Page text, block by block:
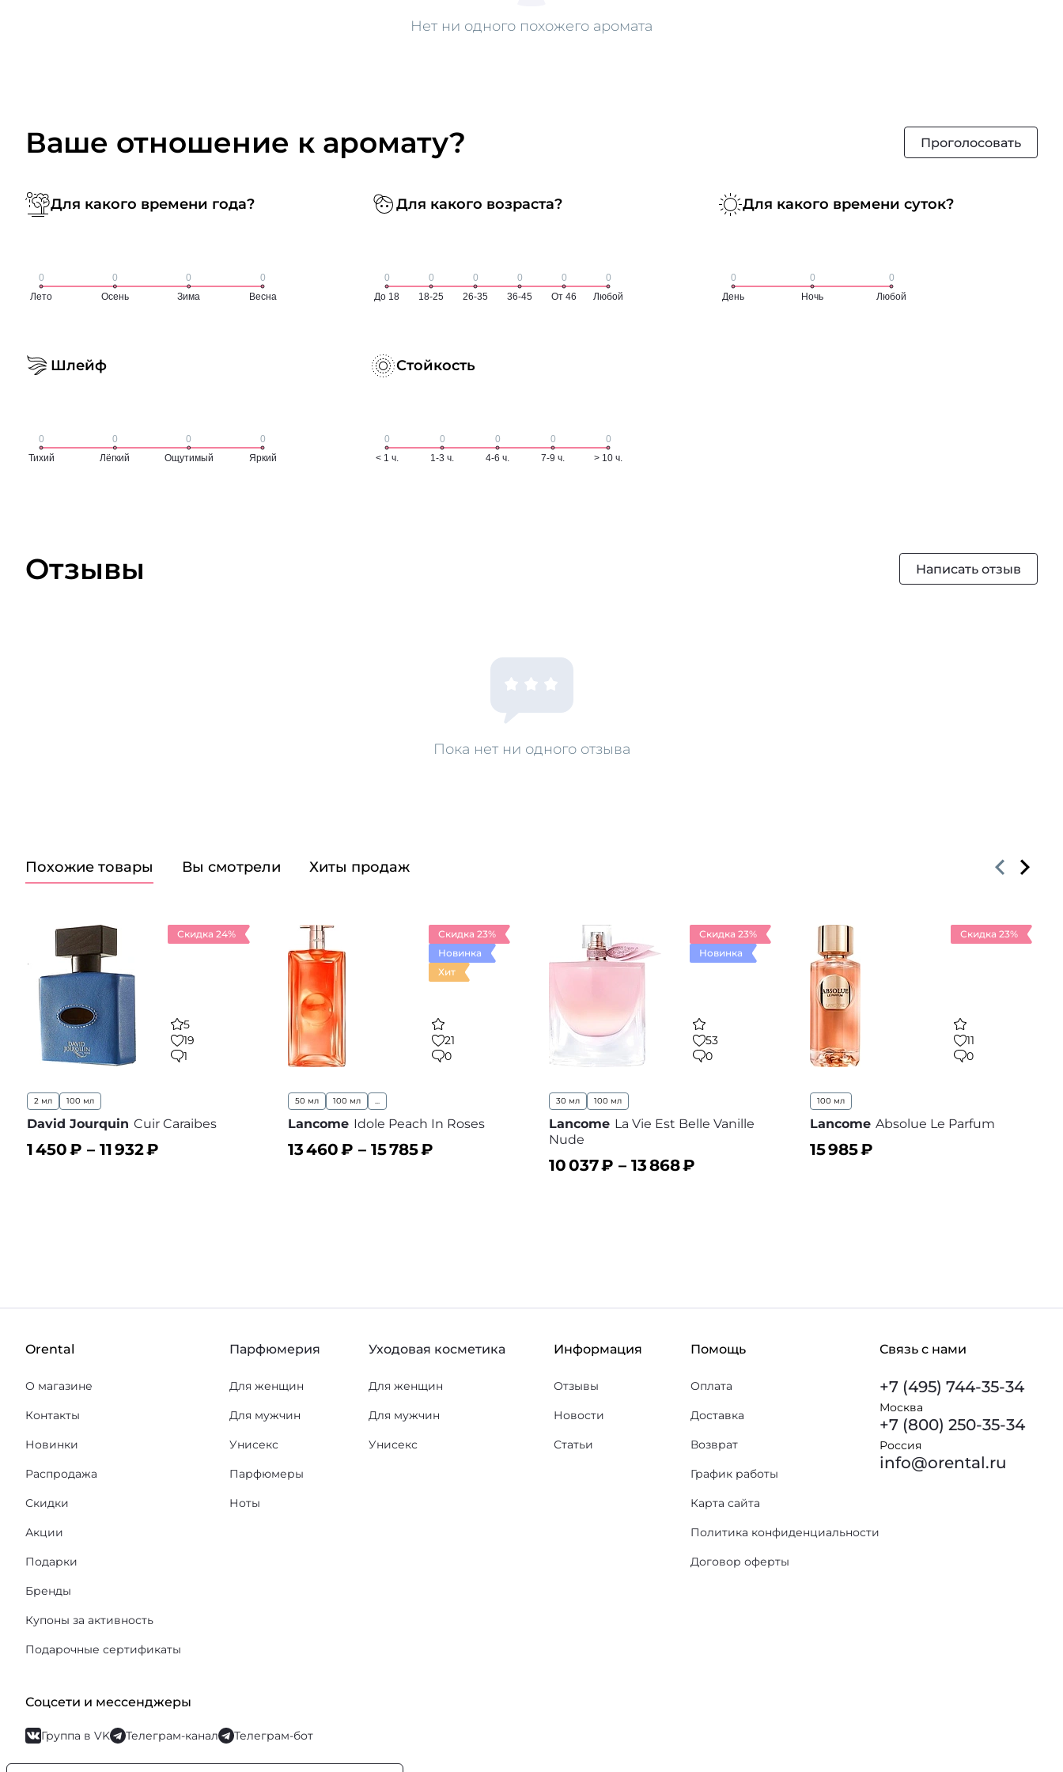
Нет ни одного похожего аромата
Ваше отношение к аромату? Проголосовать
Для какого времени года? Для какого возраста? Для какого времени суток?
Шлейф Стойкость
Отзывы Написать отзыв
Пока нет ни одного отзыва
Похожие товары Вы смотрели Хиты продаж
Скидка 24%
5
19
1
2 мл 100 мл
David Jourquin Cuir Caraibes
1 450₽ – 11 932₽
Скидка 23%
Новинка
Хит
21
0
50 мл 100 мл ...
Lancome Idole Peach In Roses
13 460₽ – 15 785₽
Скидка 23%
Новинка
53
0
30 мл 100 мл
Lancome La Vie Est Belle Vanille
Nude
10 037₽ – 13 868₽
Скидка 23%
11
0
100 мл
Lancome Absolue Le Parfum
15 985₽
Orental
О магазине
Контакты
Новинки
Распродажа
Скидки
Акции
Подарки
Бренды
Купоны за активность
Подарочные сертификаты
Парфюмерия
Для женщин
Для мужчин
Унисекс
Парфюмеры
Ноты
Уходовая косметика
Для женщин
Для мужчин
Унисекс
Информация
Отзывы
Новости
Статьи
Помощь
Оплата
Доставка
Возврат
График работы
Карта сайта
Политика конфиденциальности
Договор оферты
Связь с нами
+7 (495) 744-35-34
Москва
+7 (800) 250-35-34
Россия
info@orental.ru
Соцсети и мессенджеры
Группа в VK Телеграм-канал Телеграм-бот